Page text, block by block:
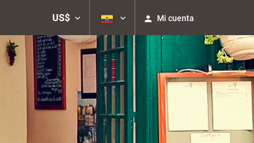
US$ Mi cuenta